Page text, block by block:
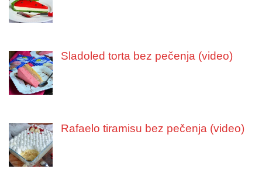
Sladoled torta bez pečenja (video)
Rafaelo tiramisu bez pečenja (video)